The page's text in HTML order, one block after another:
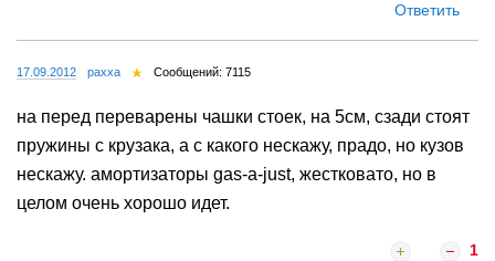
Ответить
17.09.2012 paxxa Сообщений: 7115
на перед переварены чашки стоек, на 5см, сзади стоят
пружины с крузака, а с какого нескажу, прадо, но кузов
нескажу. амортизаторы gas-a-just, жестковато, но в
целом очень хорошо идет.
1